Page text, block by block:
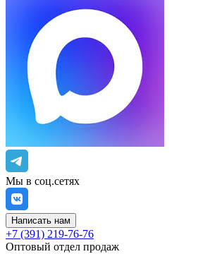
Мы в соц.сетях
Написать нам
+7 (391) 219-76-76
Оптовый отдел продаж